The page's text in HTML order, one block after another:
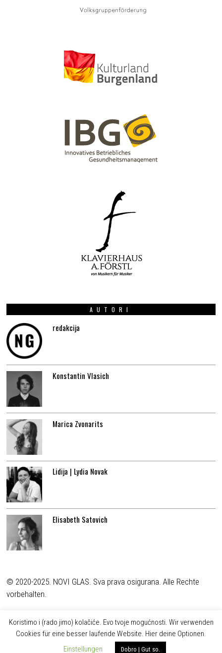
AUTORI
redakcija
Konstantin Vlasich
Marica Zvonarits
Lidija | Lydia Novak
Elisabeth Satovich
© 2020-2025. NOVI GLAS. Sva prava osigurana. Alle Rechte
vorbehalten.
Koristimo i (rado jimo) kolačiće. Evo tvoje mogućnosti. Wir verwenden
Cookies für eine besser laufende Website. Hier deine Optionen.
Einstellungen
Dobro | Gut so.